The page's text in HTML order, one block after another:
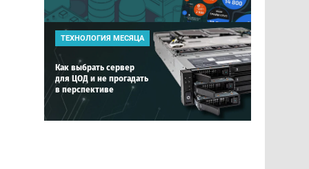
ТЕХНОЛОГИЯ МЕСЯЦА
Как выбрать сервер
для ЦОД и не прогадать
в перспективе